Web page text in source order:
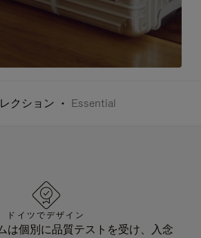
クション Essential
ドイツでデザイン
は個別に品質テストを受け、入念